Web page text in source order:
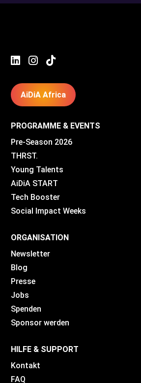
  
AiDiA Africa
PROGRAMME & EVENTS
Pre-Season 2026
THRST.
Young Talents
AiDiA START
Tech Booster
Social Impact Weeks
ORGANISATION
Newsletter
Blog
Presse
Jobs
Spenden
Sponsor werden
HILFE & SUPPORT
Kontakt
FAQ